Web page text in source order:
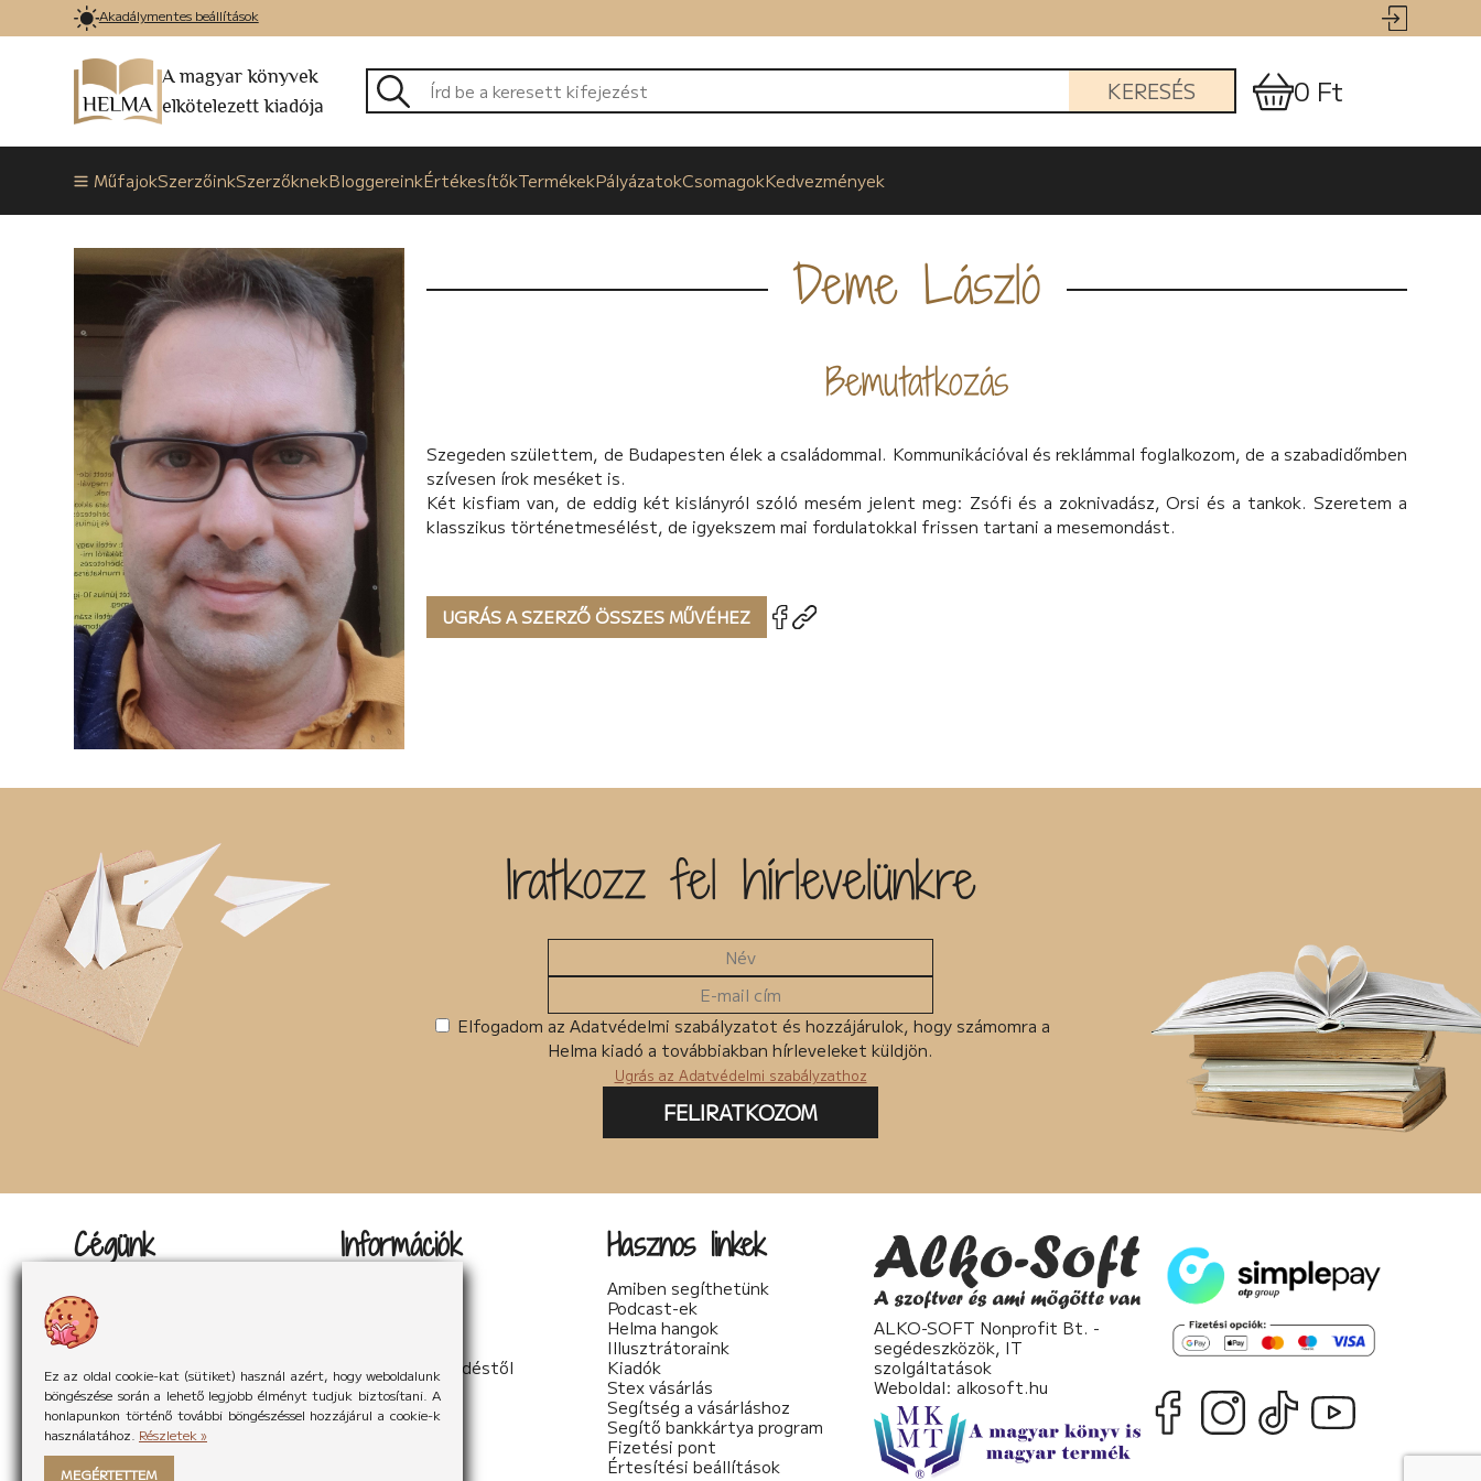
Ez az oldal cookie-kat (sütiket) használ azért, hogy weboldalunk
böngészése során a lehető legjobb élményt tudjuk biztosítani. A
honlapunkon történő további böngészéssel hozzájárul a cookie-k
használatához. Részletek »
MEGÉRTETTEM
Akadálymentes beállítások
A magyar könyvek
elkötelezett kiadója
KERESÉS 0 Ft
MűfajokSzerzőinkSzerzőknekBloggereinkÉrtékesítőkTermékekPályázatokCsomagokKedvezmények
Deme László
Bemutatkozás
Szegeden születtem, de Budapesten élek a családommal. Kommunikációval és reklámmal foglalkozom, de a szabadidőmben
szívesen írok meséket is.
Két kisfiam van, de eddig két kislányról szóló mesém jelent meg: Zsófi és a zoknivadász, Orsi és a tankok. Szeretem a
klasszikus történetmesélést, de igyekszem mai fordulatokkal frissen tartani a mesemondást.
UGRÁS A SZERZŐ ÖSSZES MŰVÉHEZ
Iratkozz fel hírlevelünkre
Elfogadom az Adatvédelmi szabályzatot és hozzájárulok, hogy számomra a
Helma kiadó a továbbiakban hírleveleket küldjön.
Ugrás az Adatvédelmi szabályzathoz
FELIRATKOZOM
Cégünk
Rólunk
Rólunk mondták
Hírek
Partnereink
Információk
Elállás a szerződéstől
Hasznos linkek
Amiben segíthetünk
Podcast-ek
Helma hangok
Illusztrátoraink
Kiadók
Stex vásárlás
Segítség a vásárláshoz
Segítő bankkártya program
Fizetési pont
Értesítési beállítások
ALKO-SOFT Nonprofit Bt. -
segédeszközök, IT
szolgáltatások
Weboldal: alkosoft.hu